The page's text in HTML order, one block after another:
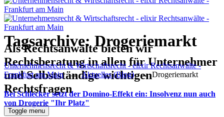
Als Rechtsanwälte bieten wir
Rechtsberatung in allen für Unternehmer
und Selbstständige wichtigen
Rechtsfragen
Toggle menu
Tagsarchive:Drogeriemarkt
Unternehmensrecht & Wirtschaftsrecht - elixir Rechtsanwälte -
Frankfurt am Main →Aktuelles (Blog)→Drogeriemarkt
Bei Schlecker setzt der Domino-Effekt ein: Insolvenz nun auch
von Drogerie "Ihr Platz"